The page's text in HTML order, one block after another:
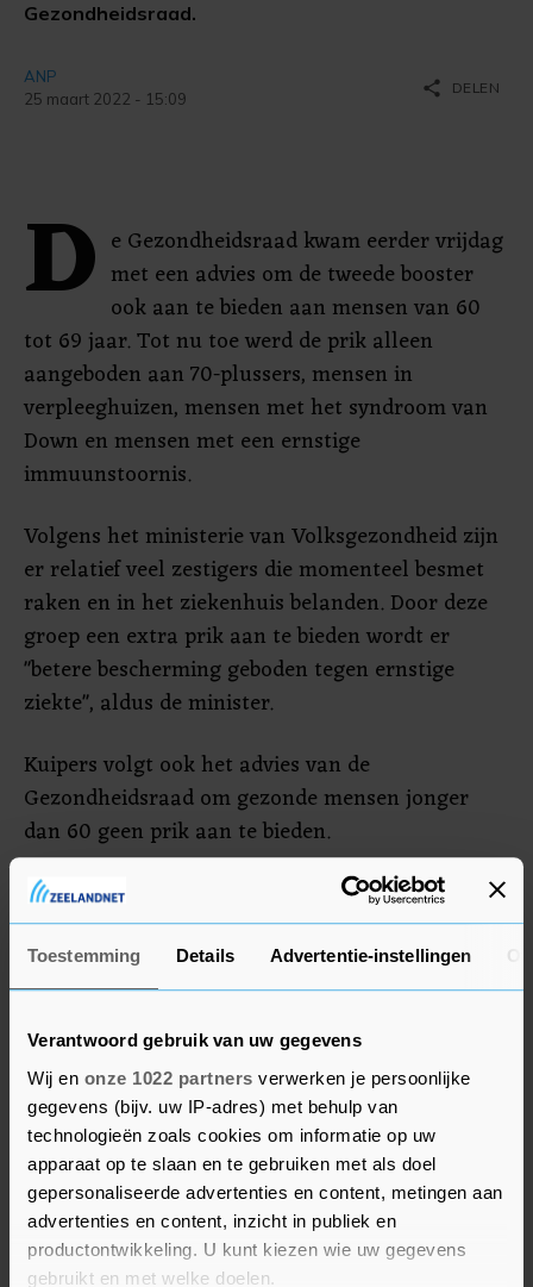
Toestemming Details Advertentie-instellingen
Verantwoord gebruik van uw gegevens
Wij en onze 1022 partners verwerken je persoonlijke
gegevens (bijv. uw IP-adres) met behulp van
technologieën zoals cookies om informatie op uw
apparaat op te slaan en te gebruiken met als doel
gepersonaliseerde advertenties en content, metingen aan
advertenties en content, inzicht in publiek en
productontwikkeling. U kunt kiezen wie uw gegevens
gebruikt en met welke doelen.
Gezondheidsraad.
ANP
25 maart 2022 - 15:09
share DELEN
D e Gezondheidsraad kwam eerder vrijdag
met een advies om de tweede booster
ook aan te bieden aan mensen van 60
tot 69 jaar. Tot nu toe werd de prik alleen
aangeboden aan 70-plussers, mensen in
verpleeghuizen, mensen met het syndroom van
Down en mensen met een ernstige
immuunstoornis.
Volgens het ministerie van Volksgezondheid zijn
er relatief veel zestigers die momenteel besmet
raken en in het ziekenhuis belanden. Door deze
groep een extra prik aan te bieden wordt er
"betere bescherming geboden tegen ernstige
ziekte", aldus de minister.
Kuipers volgt ook het advies van de
Gezondheidsraad om gezonde mensen jonger
dan 60 geen prik aan te bieden.
De GGD wijst er met klem op dat belangstellende
zestigers eerst een afspraak moeten maken. Dat
kan aanvankelijke alleen online, maar ze kunnen
ook bellen als ze eenmaal een brief van het RIVM
hebben gehad met een uitnodiging.